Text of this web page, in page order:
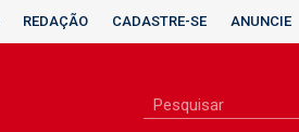
REDAÇÃO CADASTRE-SE ANUNCIE